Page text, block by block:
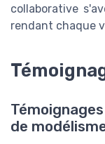
collaborative
rendant chaque
de